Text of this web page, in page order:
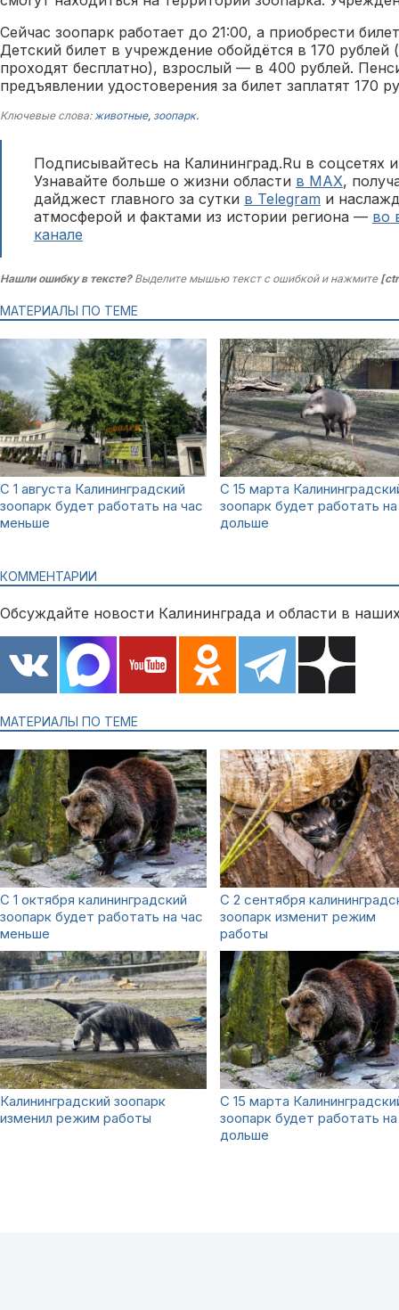
Сейчас зоопарк работает до 21:00, а приобрести
Детский билет в учреждение обойдётся в 170 рублей
проходят бесплатно), взрослый — в 400 рублей.
предъявлении удостоверения за билет заплатят 170
Ключевые слова:животные, зоопарк.
Подписывайтесь на Калининград.Ru в соцсетях
Узнавайте больше о жизни области в MAX,
дайджест главного за сутки в Telegram и
атмосферой и фактами из истории региона — во
канале
Нашли ошибку в тексте?Выделите мышью текст с ошибкой и нажмите
МАТЕРИАЛЫ ПО ТЕМЕ
С 1 августа Калининградский
зоопарк будет работать на час
меньше
С 15 марта
зоопарк будет работать
дольше
КОММЕНТАРИИ
Обсуждайте новости Калининграда и области в
МАТЕРИАЛЫ ПО ТЕМЕ
С 1 октября калининградский
зоопарк будет работать на час
меньше
С 2 сентября
зоопарк изменит режим
работы
Калининградский зоопарк
изменил режим работы
С 15 марта
зоопарк будет работать
дольше